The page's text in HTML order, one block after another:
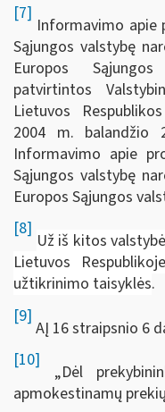
[7]
Informavimo apie
Sąjungos valstybę
Europos
patvirtintos
Lietuvos
2004 m. balandžio
Informavimo apie
Sąjungos valstybę
Europos Sąjungos
[8]
Už iš kitos
Lietuvos
užtikrinimo taisyklės.
[9]
AĮ 16 straipsnio 6
[10]
„Dėl
apmokestinamų